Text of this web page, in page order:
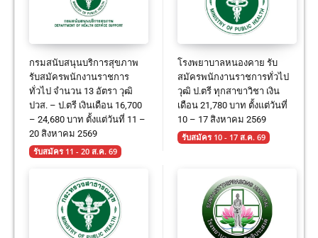
กรมสนับสนุนบริการสุขภาพ
รับสมัครพนักงานราชการ
ทั่วไป จำนวน 13 อัตรา วุฒิ
ปวส. – ป.ตรี เงินเดือน 16,700
– 24,680 บาท ตั้งแต่วันที่ 11 –
20 สิงหาคม 2569
รับสมัคร 11 - 20 ส.ค. 69
โรงพยาบาลหนองคาย รับ
สมัครพนักงานราชการทั่วไป
วุฒิ ป.ตรี ทุกสาขาวิชา เงิน
เดือน 21,780 บาท ตั้งแต่วันที่
10 – 17 สิงหาคม 2569
รับสมัคร 10 - 17 ส.ค. 69